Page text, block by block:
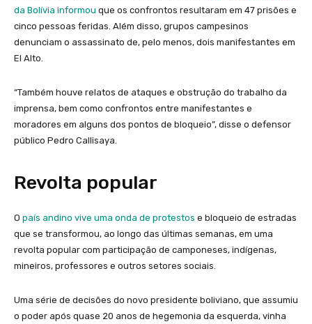
da Bolívia informou que os confrontos resultaram em 47 prisões e
cinco pessoas feridas. Além disso, grupos campesinos
denunciam o assassinato de, pelo menos, dois manifestantes em
El Alto.
“Também houve relatos de ataques e obstrução do trabalho da
imprensa, bem como confrontos entre manifestantes e
moradores em alguns dos pontos de bloqueio”, disse o defensor
público Pedro Callisaya.
Revolta popular
O país andino vive uma onda de protestos e bloqueio de estradas
que se transformou, ao longo das últimas semanas, em uma
revolta popular com participação de camponeses, indígenas,
mineiros, professores e outros setores sociais.
Uma série de decisões do novo presidente boliviano, que assumiu
o poder após quase 20 anos de hegemonia da esquerda, vinha